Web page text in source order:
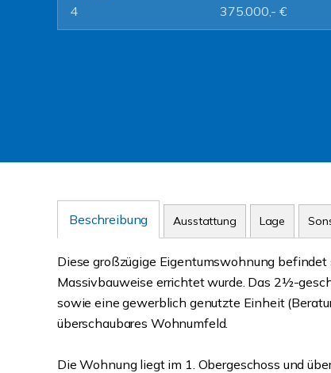
4
375.000,- €
Beschreibung Ausstattung Lage
Diese großzügige Eigentumswohnung
Massivbauweise errichtet wurde. Das 2½-
sowie eine gewerblich genutzte Einheit
überschaubares Wohnumfeld.
Die Wohnung liegt im 1. Obergeschoss und